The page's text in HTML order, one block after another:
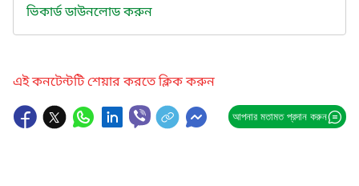
ভিকার্ড ডাউনলোড করুন
এই কনটেন্টটি শেয়ার করতে ক্লিক করুন
আপনার মতামত প্রদান করুন